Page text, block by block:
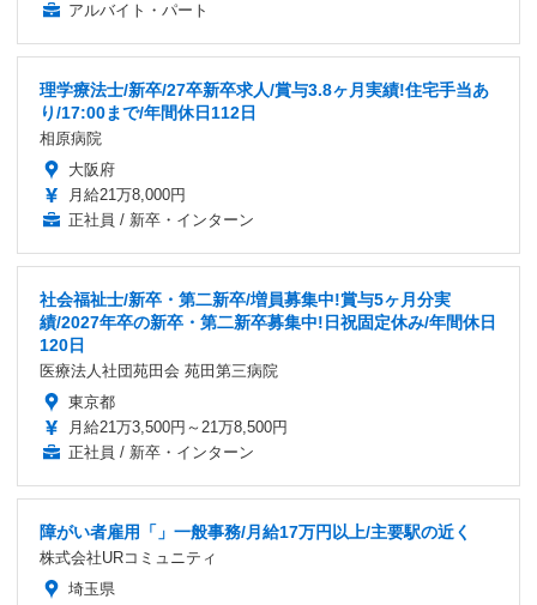
アルバイト・パート
理学療法士/新卒/27卒新卒求人/賞与3.8ヶ月実績!住宅手当あ
り/17:00まで/年間休日112日
相原病院
大阪府
月給21万8,000円
正社員 / 新卒・インターン
社会福祉士/新卒・第二新卒/増員募集中!賞与5ヶ月分実
績/2027年卒の新卒・第二新卒募集中!日祝固定休み/年間休日
120日
医療法人社団苑田会 苑田第三病院
東京都
月給21万3,500円～21万8,500円
正社員 / 新卒・インターン
障がい者雇用「」一般事務/月給17万円以上/主要駅の近く
株式会社URコミュニティ
埼玉県